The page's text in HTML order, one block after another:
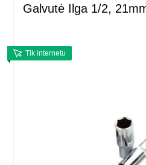
Galvutė Ilga 1/2,
Tik internetu